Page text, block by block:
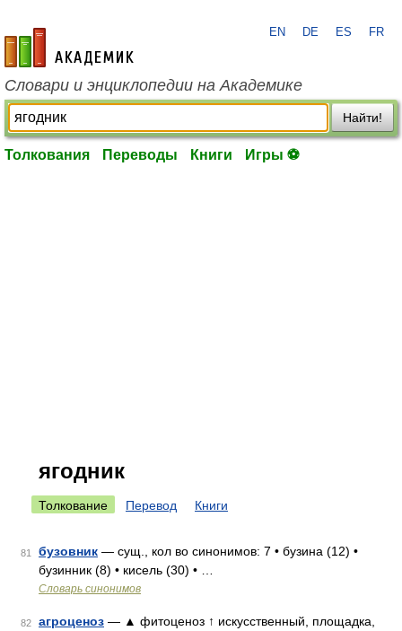
academic.ru
EN DE ES FR
Словари и энциклопедии на Академике
Найти!
Толкования Переводы Книги Игры ⚽
ягодник
Толкование Перевод Книги
81 бузовник — сущ., кол во синонимов: 7 • бузина (12) •
бузинник (8) • кисель (30) • …
Словарь синонимов
82 агроценоз — ▲ фитоценоз ↑ искусственный, площадка,